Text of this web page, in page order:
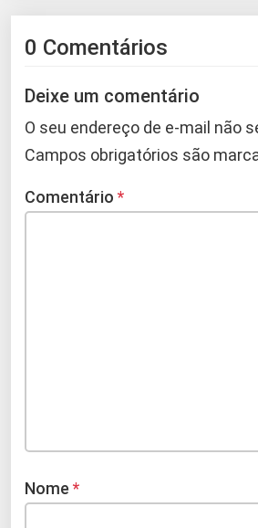
0 Comentários
Deixe um comentário
O seu endereço de e-mail não
Campos obrigatórios são
Comentário *
Nome *